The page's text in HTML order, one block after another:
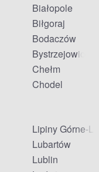
Białopole
Biłgoraj
Bodaczów
Bystrzejowice
Chełm
Chodel
Lipiny Górne-
Lubartów
Lublin